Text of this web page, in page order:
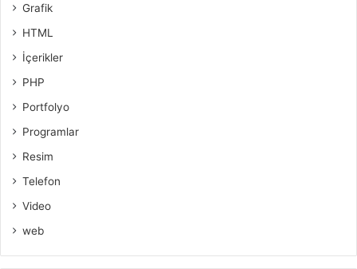
Grafik
HTML
İçerikler
PHP
Portfolyo
Programlar
Resim
Telefon
Video
web